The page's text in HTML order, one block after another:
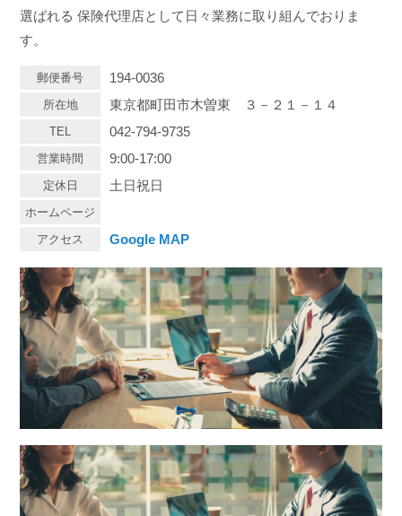
選ばれる 保険代理店として日々業務に取り組んでおりま
す。
郵便番号 194-0036
所在地 東京都町田市木曽東 ３－２１－１４
TEL 042-794-9735
営業時間 9:00-17:00
定休日 土日祝日
ホームページ
アクセス
Google MAP